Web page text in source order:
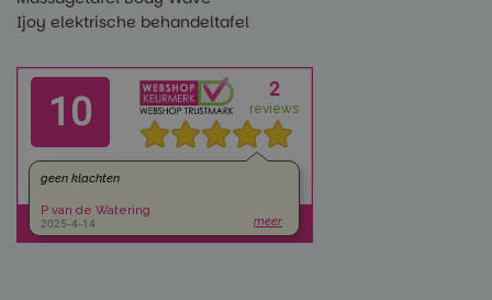
Ijoy elektrische behandeltafel